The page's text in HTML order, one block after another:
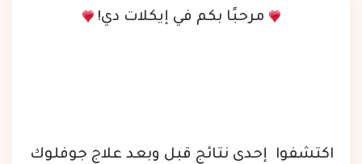
مرحبًا بكم في إيكلات دي!
اكتشفوا إحدى نتائج قبل وبعد علاج جوفلوك